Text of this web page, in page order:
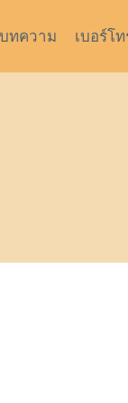
บทความ เบอร์โ